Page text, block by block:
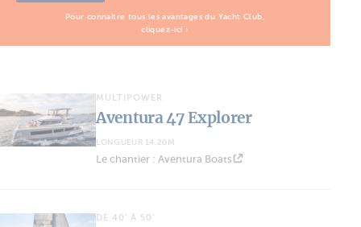
Pour connaître tous les avantages du Yacht Club,
cliquez-ici ›
MULTIPOWER
Aventura 47 Explorer
LONGUEUR 14.20M
Le chantier : Aventura Boats
DE 40' À 50'